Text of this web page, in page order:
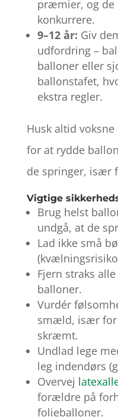
præmier, og de
konkurrere.
9–12 år: Giv
udfordring –
balloner eller
ballonstafet,
ekstra regler.
Husk altid
for at rydde
de springer, især
Vigtige
Brug helst
undgå, at de
Lad ikke små
Fjern straks
balloner.
Vurdér
smæld, især for
skræmt.
Undlad lege
leg indendørs
Overvej
forældre på
folieballoner.